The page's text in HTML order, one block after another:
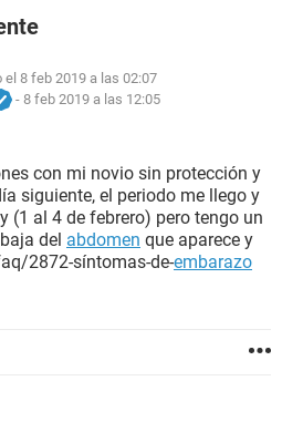
el 8 feb 2019 a las 02:07
- 8 feb 2019 a las 12:05
con mi novio sin protección y
siguiente, el periodo me llego y
(1 al 4 de febrero) pero tengo un
del abdomen que aparece y
2872-síntomas-de-embarazo